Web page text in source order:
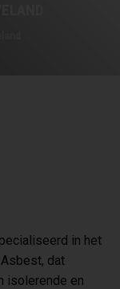
in het
dat
isolerende en